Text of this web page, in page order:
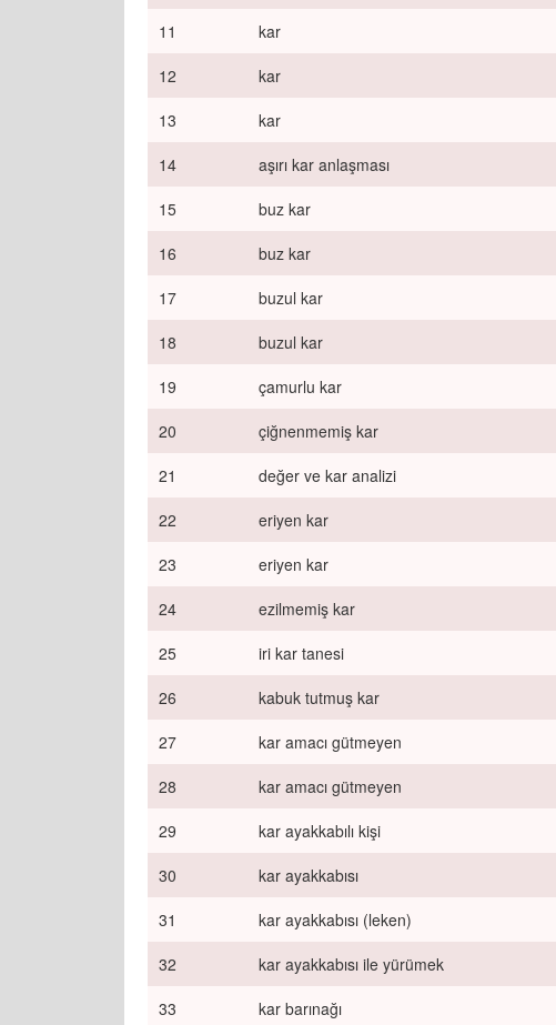
11
kar
12
kar
13
kar
14
aşırı kar anlaşması
15
buz kar
16
buz kar
17
buzul kar
18
buzul kar
19
çamurlu kar
20
çiğnenmemiş kar
21
değer ve kar analizi
22
eriyen kar
23
eriyen kar
24
ezilmemiş kar
25
iri kar tanesi
26
kabuk tutmuş kar
27
kar amacı gütmeyen
28
kar amacı gütmeyen
29
kar ayakkabılı kişi
30
kar ayakkabısı
31
kar ayakkabısı (leken)
32
kar ayakkabısı ile yürümek
33
kar barınağı